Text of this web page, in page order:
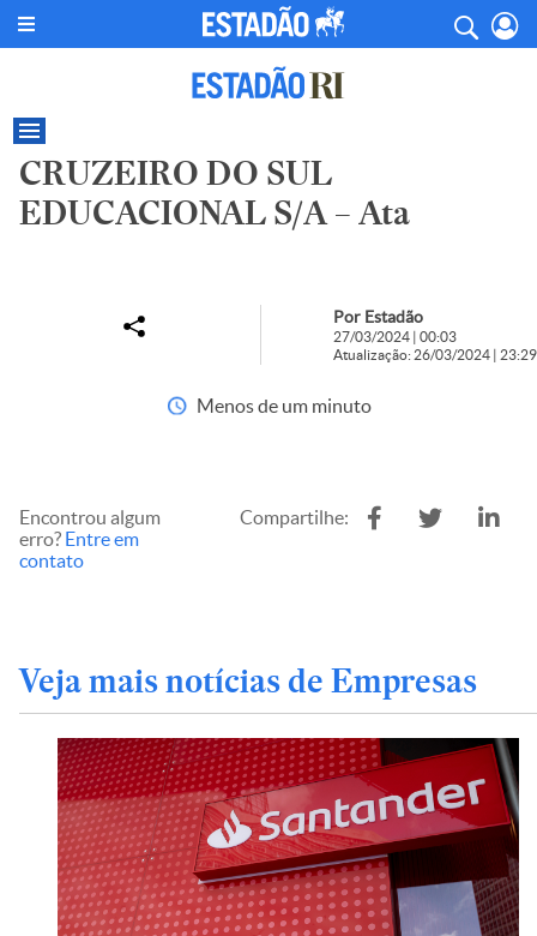
CRUZEIRO DO SUL
EDUCACIONAL S/A – Ata
Por Estadão
27/03/2024 | 00:03
Atualização: 26/03/2024 | 23:29
Menos de um minuto
Encontrou algum
erro? Entre em
contato
Compartilhe:
Veja mais notícias de Empresas